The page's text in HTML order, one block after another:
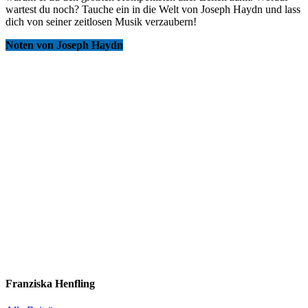
wartest du noch? Tauche ein in die Welt von Joseph Haydn und lass
dich von seiner zeitlosen Musik verzaubern!
Noten von Joseph Haydn
Franziska Henfling